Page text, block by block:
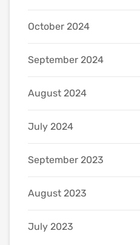
October 2024
September 2024
August 2024
July 2024
September 2023
August 2023
July 2023